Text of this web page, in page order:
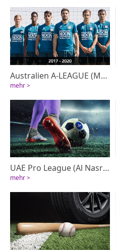
Australien A-LEAGUE (Melbourne City FC)
mehr >
UAE Pro League (Al Nasr FC)
mehr >